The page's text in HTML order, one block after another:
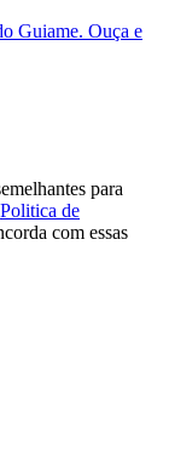
Guiame. Ouça e
para
Politica de
com essas